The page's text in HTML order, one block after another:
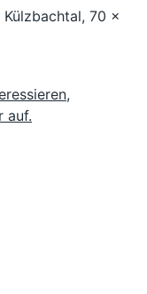
70 x
auf.